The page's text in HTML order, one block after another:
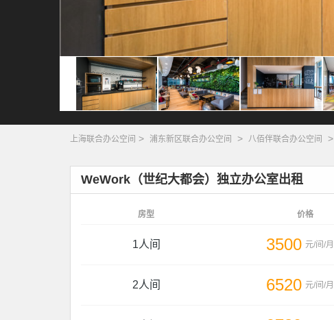
上海联合办公空间 > 浦东新区联合办公空间 > 八佰伴联合办公空间 >
WeWork（世纪大都会）独立办公室出租
房型 价格
1人间 3500 元/间/月
2人间 6520 元/间/月